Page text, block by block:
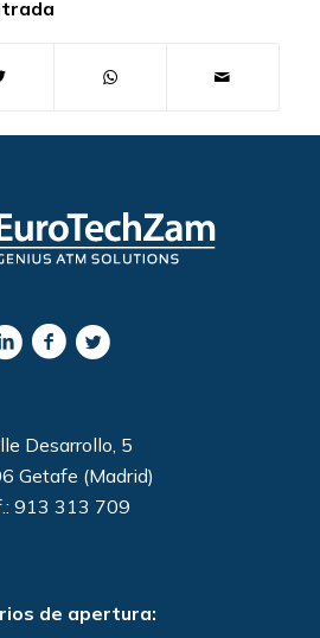
Desarrollo, 5
Getafe (Madrid)
913 313 709
de apertura: